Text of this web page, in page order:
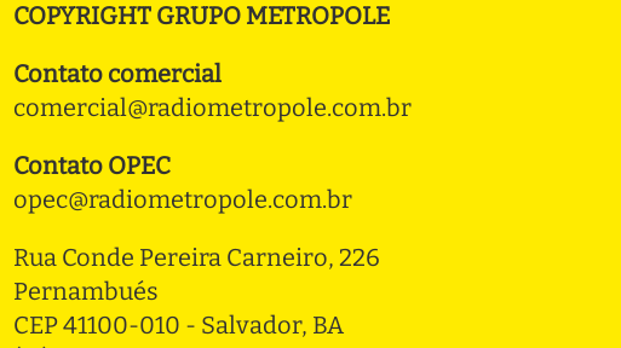
COPYRIGHT GRUPO METROPOLE
Contato comercial
comercial@radiometropole.com.br
Contato OPEC
opec@radiometropole.com.br
Rua Conde Pereira Carneiro, 226
Pernambués
CEP 41100-010 - Salvador, BA